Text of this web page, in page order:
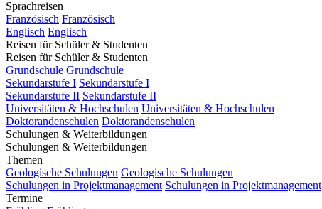
Sprachreisen
Französisch Französisch
Englisch Englisch
Reisen für Schüler & Studenten
Reisen für Schüler & Studenten
Grundschule Grundschule
Sekundarstufe I Sekundarstufe I
Sekundarstufe II Sekundarstufe II
Universitäten & Hochschulen Universitäten & Hochschulen
Doktorandenschulen Doktorandenschulen
Schulungen & Weiterbildungen
Schulungen & Weiterbildungen
Themen
Geologische Schulungen Geologische Schulungen
Schulungen in Projektmanagement Schulungen in Projektmanagement
Termine